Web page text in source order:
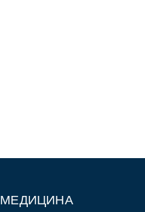
МЕДИЦИНА